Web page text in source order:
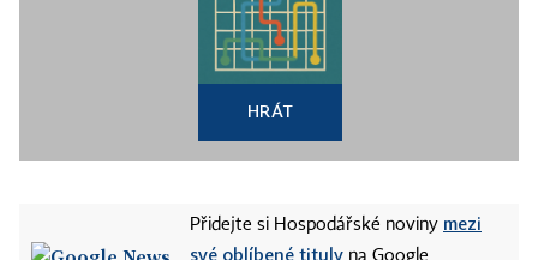
HRÁT
Přidejte si Hospodářské noviny mezi
své oblíbené tituly na Google